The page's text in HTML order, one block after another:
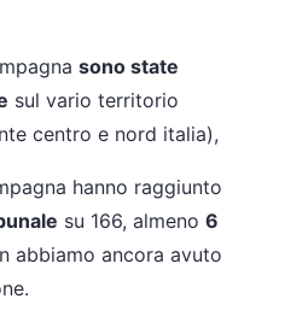
sono state
sul vario territorio
centro e nord italia),
hanno raggiunto
su 166, almeno 6
abbiamo ancora avuto